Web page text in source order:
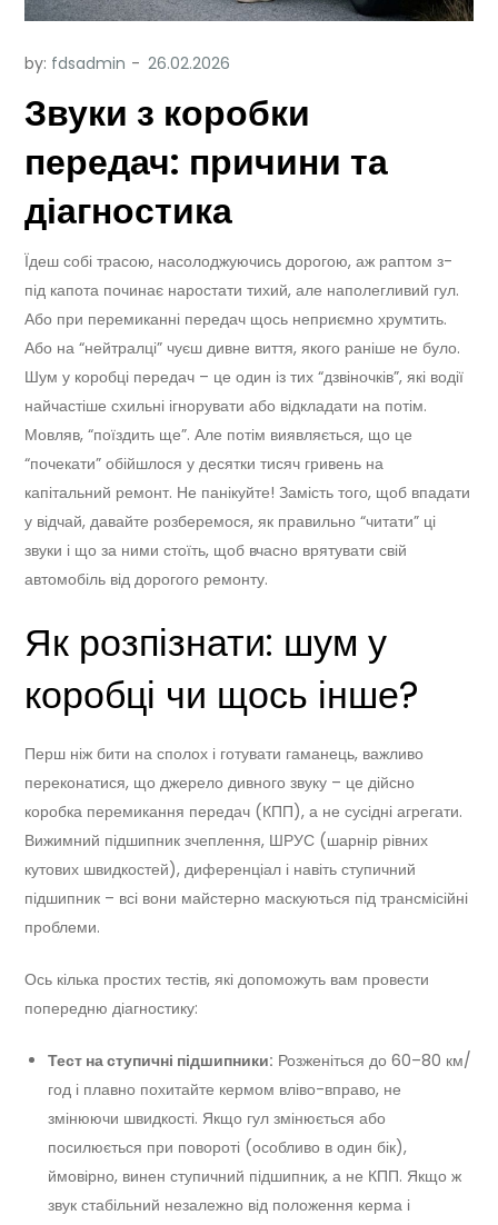
by: fdsadmin
Звуки з коробки
передач: причини та
діагностика
Їдеш собі трасою, насолоджуючись дорогою, аж раптом з-
під капота починає наростати тихий, але наполегливий гул.
Або при перемиканні передач щось неприємно хрумтить.
Або на “нейтралці” чуєш дивне виття, якого раніше не було.
Шум у коробці передач – це один із тих “дзвіночків”, які водії
найчастіше схильні ігнорувати або відкладати на потім.
Мовляв, “поїздить ще”. Але потім виявляється, що це
“почекати” обійшлося у десятки тисяч гривень на
капітальний ремонт. Не панікуйте! Замість того, щоб впадати
у відчай, давайте розберемося, як правильно “читати” ці
звуки і що за ними стоїть, щоб вчасно врятувати свій
автомобіль від дорогого ремонту.
Як розпізнати: шум у
коробці чи щось інше?
Перш ніж бити на сполох і готувати гаманець, важливо
переконатися, що джерело дивного звуку – це дійсно
коробка перемикання передач (КПП), а не сусідні агрегати.
Вижимний підшипник зчеплення, ШРУС (шарнір рівних
кутових швидкостей), диференціал і навіть ступичний
підшипник – всі вони майстерно маскуються під трансмісійні
проблеми.
Ось кілька простих тестів, які допоможуть вам провести
попередню діагностику:
Тест на ступичні підшипники: Розженіться до 60–80 км/
год і плавно похитайте кермом вліво-вправо, не
змінюючи швидкості. Якщо гул змінюється або
посилюється при повороті (особливо в один бік),
ймовірно, винен ступичний підшипник, а не КПП. Якщо ж
звук стабільний незалежно від положення керма і